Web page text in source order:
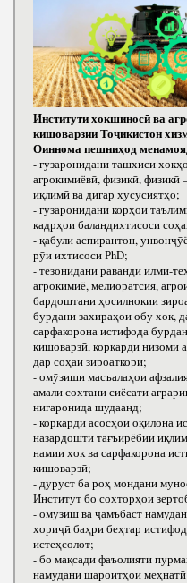
Институти хокшиносӣ ва
кишоварзии Тоҷикистон
Оиннома пешниҳод
- гузаронидани ташхиси
агрокимиёвӣ, физикӣ, физикӣ
иқлимӣ ва дигар хусусиятҳо;
- гузаронидани корҳои
кадрҳои баландихтисоси
- қабули аспирантон,
рӯи ихтисоси РhD;
- тезонидани раванди илми-
агрокимиё, мелиоратсия,
бардоштани ҳосилнокии
бурдани захираҳои обу хок,
сарфакорона истифода
кишоварзӣ, коркарди низоми
дар соҳаи зироаткорӣ;
- омӯзиши масъалаҳои
амали сохтани сиёсати
нигаронида шудаанд;
- коркарди асосҳои оқилона
назардошти тағъирёбии
намии хок ва сарфакорона
кишоварзӣ;
- дуруст ба роҳ мондани
Институт бо сохторҳои
- омӯзиш ва ҷамъбаст
хориҷӣ баҳри беҳтар
истеҳсолот;
- бо мақсади фаъолияти
намудани шароитҳои